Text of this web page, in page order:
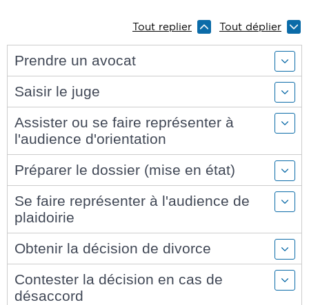
Tout replier Tout déplier
Prendre un avocat
Saisir le juge
Assister ou se faire représenter à
l'audience d'orientation
Préparer le dossier (mise en état)
Se faire représenter à l'audience de
plaidoirie
Obtenir la décision de divorce
Contester la décision en cas de
désaccord